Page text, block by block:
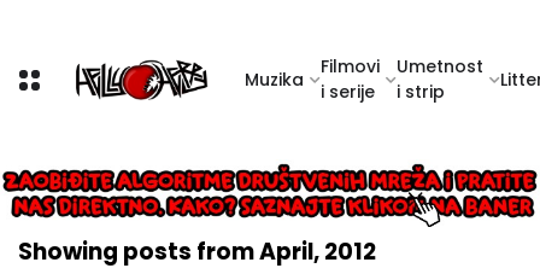
Muzika
Filmovi
i serije
Umetnost
i strip
Showing posts from April, 2012